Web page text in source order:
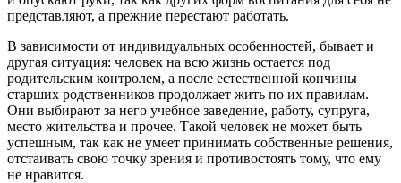
представляют, а прежние перестают работать.
В зависимости от индивидуальных особенностей, бывает и
другая ситуация: человек на всю жизнь остается под
родительским контролем, а после естественной кончины
старших родственников продолжает жить по их правилам.
Они выбирают за него учебное заведение, работу, супруга,
место жительства и прочее. Такой человек не может быть
успешным, так как не умеет принимать собственные решения,
отстаивать свою точку зрения и противостоять тому, что ему
не нравится.